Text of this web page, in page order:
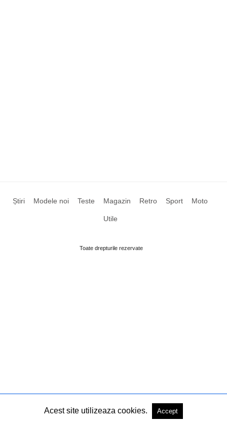
Știri Modele noi Teste Magazin Retro Sport Moto
Utile
Toate drepturile rezervate
Acest site utilizeaza cookies. Accept